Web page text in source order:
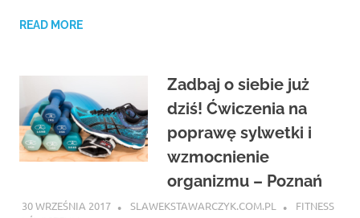
READ MORE
Zadbaj o siebie już
dziś! Ćwiczenia na
poprawę sylwetki i
wzmocnienie
organizmu – Poznań
30 WRZEŚNIA 2017 SLAWEKSTAWARCZYK.COM.PL
FITNESS